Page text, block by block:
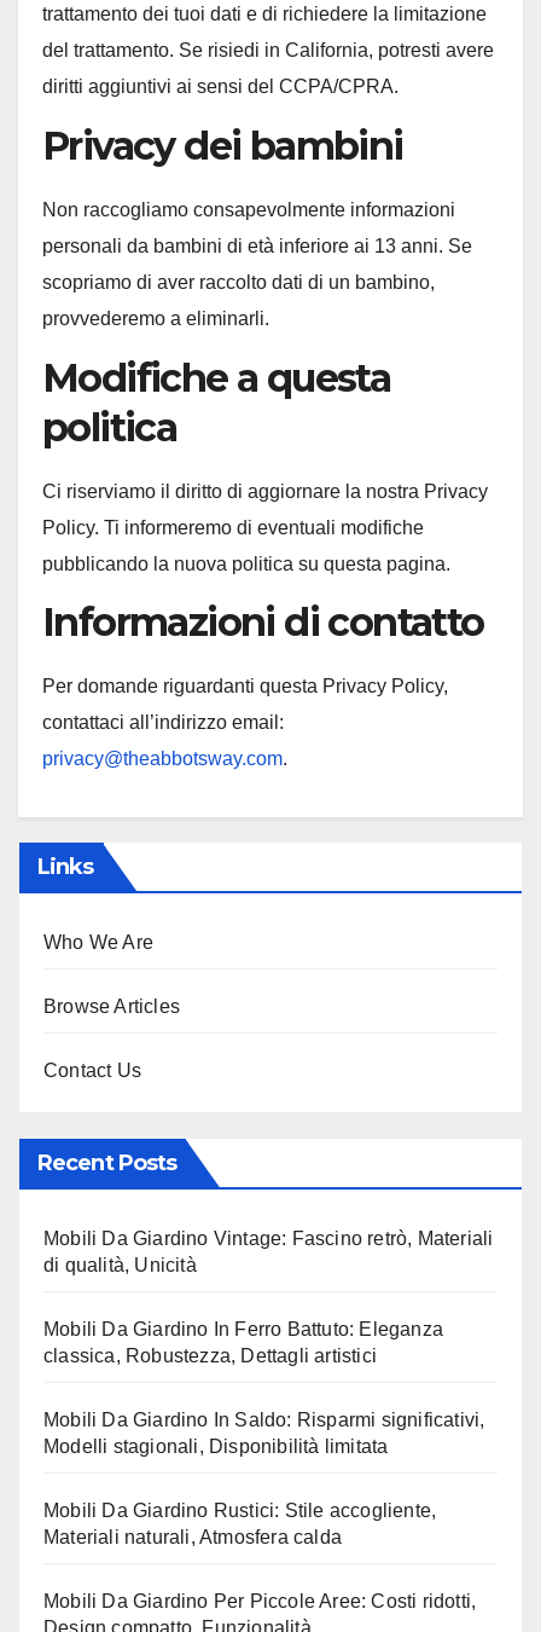
trattamento dei tuoi dati e di richiedere la limitazione
del trattamento. Se risiedi in California, potresti avere
diritti aggiuntivi ai sensi del CCPA/CPRA.
Privacy dei bambini
Non raccogliamo consapevolmente informazioni
personali da bambini di età inferiore ai 13 anni. Se
scopriamo di aver raccolto dati di un bambino,
provvederemo a eliminarli.
Modifiche a questa
politica
Ci riserviamo il diritto di aggiornare la nostra Privacy
Policy. Ti informeremo di eventuali modifiche
pubblicando la nuova politica su questa pagina.
Informazioni di contatto
Per domande riguardanti questa Privacy Policy,
contattaci all’indirizzo email:
privacy@theabbotsway.com.
Links
Who We Are
Browse Articles
Contact Us
Recent Posts
Mobili Da Giardino Vintage: Fascino retrò, Materiali
di qualità, Unicità
Mobili Da Giardino In Ferro Battuto: Eleganza
classica, Robustezza, Dettagli artistici
Mobili Da Giardino In Saldo: Risparmi significativi,
Modelli stagionali, Disponibilità limitata
Mobili Da Giardino Rustici: Stile accogliente,
Materiali naturali, Atmosfera calda
Mobili Da Giardino Per Piccole Aree: Costi ridotti,
Design compatto, Funzionalità